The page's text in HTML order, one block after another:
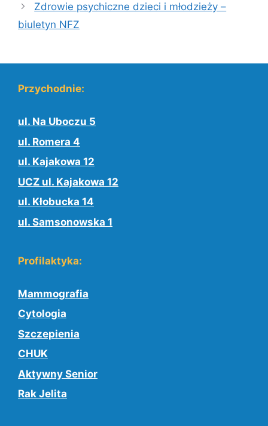
Zdrowie psychiczne dzieci i młodzieży –
biuletyn NFZ
Przychodnie:
ul. Na Uboczu 5
ul. Romera 4
ul. Kajakowa 12
UCZ ul. Kajakowa 12
ul. Kłobucka 14
ul. Samsonowska 1
Profilaktyka:
Mammografia
Cytologia
Szczepienia
CHUK
Aktywny Senior
Rak Jelita